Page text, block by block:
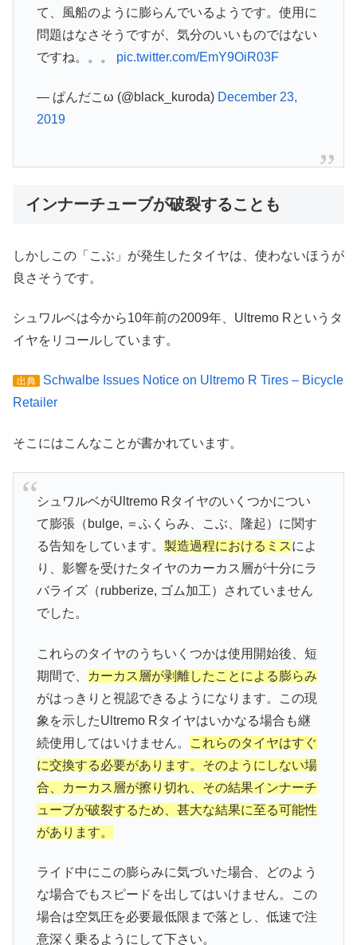
て、風船のように膨らんでいるようです。使用に
問題はなさそうですが、気分のいいものではない
ですね。。。 pic.twitter.com/EmY9OiR03F
— ぱんだこω (@black_kuroda) December 23,
2019
インナーチューブが破裂することも
しかしこの「こぶ」が発生したタイヤは、使わないほうが
良さそうです。
シュワルベは今から10年前の2009年、Ultremo Rというタ
イヤをリコールしています。
出典
Schwalbe Issues Notice on Ultremo R Tires – Bicycle
Retailer
そこにはこんなことが書かれています。
シュワルベがUltremo Rタイヤのいくつかについ
て膨張（bulge, ＝ふくらみ、こぶ、隆起）に関す
る告知をしています。 製造過程におけるミスによ
り、影響を受けたタイヤのカーカス層が十分にラ
バライズ（rubberize, ゴム加工）されていません
でした。
これらのタイヤのうちいくつかは使用開始後、短
期間で、
カーカス層が剥離したことによる膨らみ
がはっきりと視認できるようになります。この現
象を示したUltremo Rタイヤはいかなる場合も継
続使用してはいけません。
これらのタイヤはすぐ
に交換する必要があります。そのようにしない場
合、カーカス層が擦り切れ、その結果インナーチ
ューブが破裂するため、甚大な結果に至る可能性
があります。
ライド中にこの膨らみに気づいた場合、どのよう
な場合でもスピードを出してはいけません。この
場合は空気圧を必要最低限まで落とし、低速で注
意深く乗るようにして下さい。